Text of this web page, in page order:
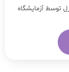
توسط آزمایشگاه